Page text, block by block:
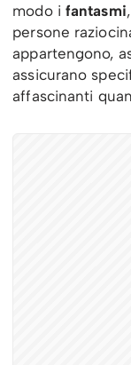
modo i fantasmi
persone
appartengono,
assicurano
affascinanti